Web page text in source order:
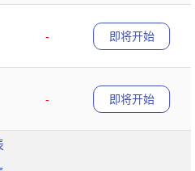
-
即将开始
-
即将开始